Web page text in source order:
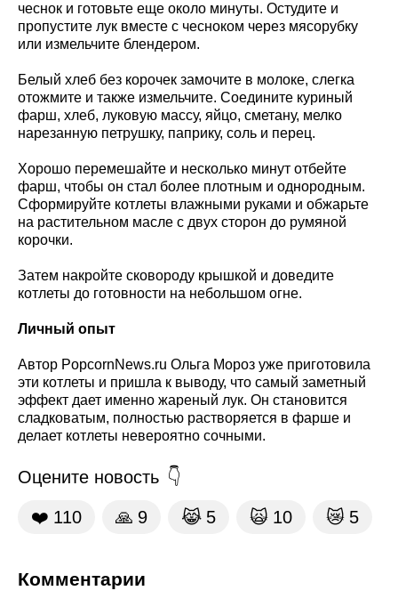
чеснок и готовьте еще около минуты. Остудите и
пропустите лук вместе с чесноком через мясорубку
или измельчите блендером.
Белый хлеб без корочек замочите в молоке, слегка
отожмите и также измельчите. Соедините куриный
фарш, хлеб, луковую массу, яйцо, сметану, мелко
нарезанную петрушку, паприку, соль и перец.
Хорошо перемешайте и несколько минут отбейте
фарш, чтобы он стал более плотным и однородным.
Сформируйте котлеты влажными руками и обжарьте
на растительном масле с двух сторон до румяной
корочки.
Затем накройте сковороду крышкой и доведите
котлеты до готовности на небольшом огне.
Личный опыт
Автор PopcornNews.ru Ольга Мороз уже приготовила
эти котлеты и пришла к выводу, что самый заметный
эффект дает именно жареный лук. Он становится
сладковатым, полностью растворяется в фарше и
делает котлеты невероятно сочными.
Оцените новость
❤️ 110 🙏 9 😹 5 🙀 10 😿 5
Комментарии